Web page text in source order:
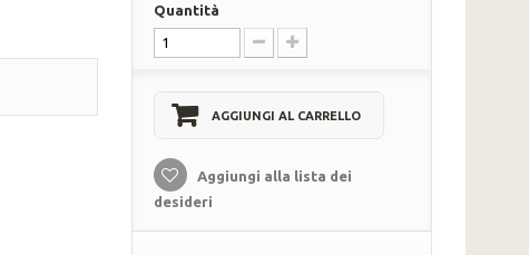
Quantità
AGGIUNGI AL CARRELLO
Aggiungi alla lista dei
desideri